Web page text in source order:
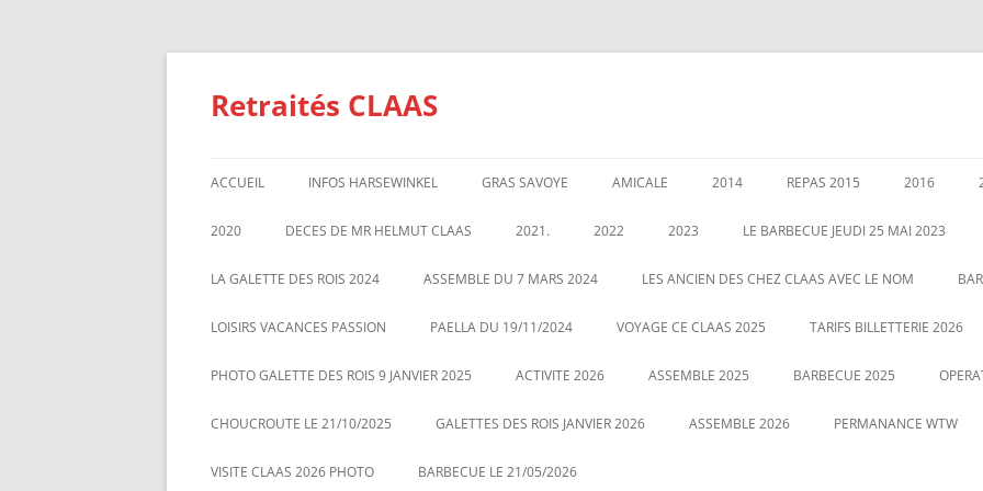
Aller
Retraités CLAAS
ACCUEIL INFOS HARSEWINKEL
ACTIVITE 2025
TARIFS BILLETTERIE AU 01/1/2025
GRAS SAVOYE
LES PERMANENCES GARANTIES AU 1 JANVIER 2020
AMICALE
CRÉATION DE AMICALE
POUR NOUS CONTACTER
2014
ASSEMBLEE 2014
COUSCOUS EN 2014
REPAS 2015 2016
GALETTE
CENTRALE
2020
GALETTE DES ROIS 2020
ASSEMBLÉ DES RETRAITÉS LE 5
DECES DE MR HELMUT CLAAS 2021. 2022
ASSEMBLE 2022
LE 21 MAI 2022 BARBECUE PHOTO
PHOTO POUR AGRANDIR
2023
GALETTE DES ROIS LE 12 JANVIER
LE BARBECUE JEUDI 25 MAI 2023
LA GALETTE DES ROIS 2024 ASSEMBLE DU 7 MARS 2024 LES ANCIEN DES CHEZ CLAAS AVEC LE NOM
LOISIRS VACANCES PASSION PAELLA DU 19/11/2024 VOYAGE CE CLAAS 2025 TARIFS BILLETTERIE 2026
PHOTO GALETTE DES ROIS 9 JANVIER 2025 ACTIVITE 2026 ASSEMBLE 2025 BARBECUE 2025
CHOUCROUTE LE 21/10/2025 GALETTES DES ROIS JANVIER 2026 ASSEMBLE 2026 PERMANANCE WTW
VISITE CLAAS 2026 PHOTO BARBECUE LE 21/05/2026